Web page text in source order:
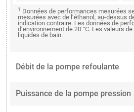
1 Données de performances mesurées
mesurées avec de l’éthanol, au-dessus
indication contraire. Les données de
d’environnement de 20 °C. Les valeurs
liquides de bain.
Débit de la pompe refoulante
Puissance de la pompe pression